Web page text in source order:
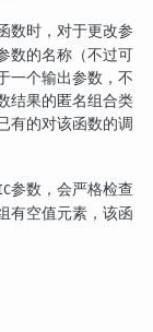
数时，对于更改参
数的名称（不过可
一个输出参数，不
结果的匿名组合类
有的对该函数的调
参数，会严格检查
有空值元素，该函